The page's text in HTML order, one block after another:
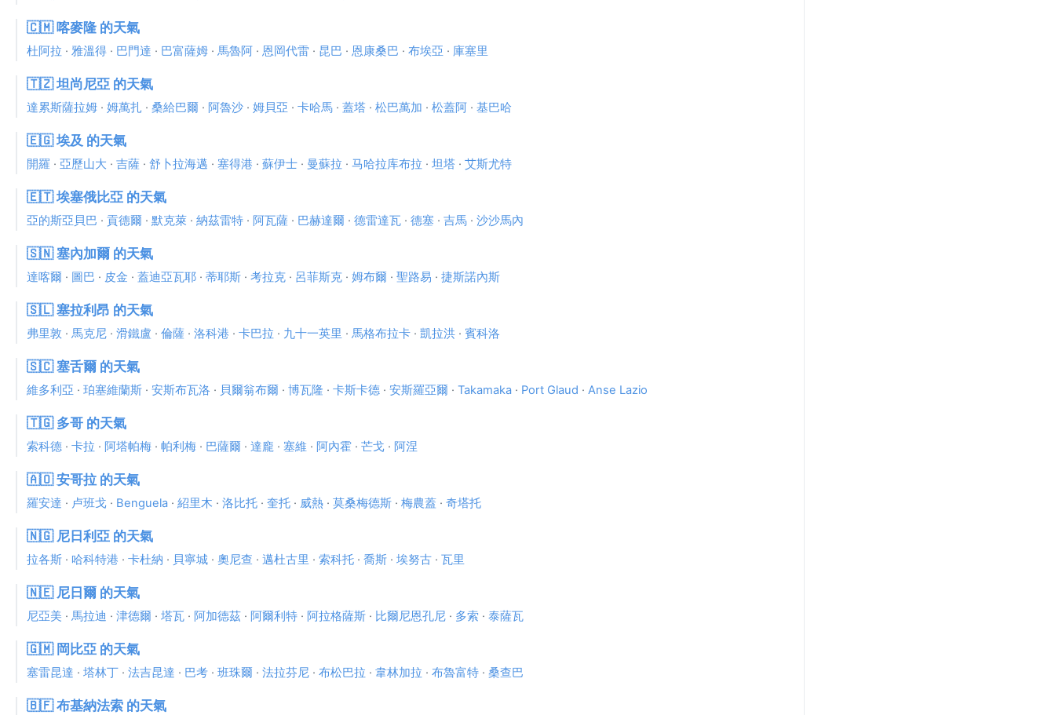
🇨🇲 喀麥隆 的天氣
杜阿拉 · 雅溫得 · 巴門達 · 巴富薩姆 · 馬魯阿 · 恩岡代雷 · 昆巴 · 恩康桑巴 · 布埃亞 · 庫塞里
🇹🇿 坦尚尼亞 的天氣
達累斯薩拉姆 · 姆萬扎 · 桑給巴爾 · 阿魯沙 · 姆貝亞 · 卡哈馬 · 蓋塔 · 松巴萬加 · 松蓋阿 · 基巴哈
🇪🇬 埃及 的天氣
開羅 · 亞歷山大 · 吉薩 · 舒卜拉海邁 · 塞得港 · 蘇伊士 · 曼蘇拉 · 马哈拉库布拉 · 坦塔 · 艾斯尤特
🇪🇹 埃塞俄比亞 的天氣
亞的斯亞貝巴 · 貢德爾 · 默克萊 · 納茲雷特 · 阿瓦薩 · 巴赫達爾 · 德雷達瓦 · 德塞 · 吉馬 · 沙沙馬內
🇸🇳 塞內加爾 的天氣
達喀爾 · 圖巴 · 皮金 · 蓋迪亞瓦耶 · 蒂耶斯 · 考拉克 · 呂菲斯克 · 姆布爾 · 聖路易 · 捷斯諾內斯
🇸🇱 塞拉利昂 的天氣
弗里敦 · 馬克尼 · 滑鐵盧 · 倫薩 · 洛科港 · 卡巴拉 · 九十一英里 · 馬格布拉卡 · 凱拉洪 · 賓科洛
🇸🇨 塞舌爾 的天氣
維多利亞 · 珀塞維蘭斯 · 安斯布瓦洛 · 貝爾翁布爾 · 博瓦隆 · 卡斯卡德 · 安斯羅亞爾 · Takamaka · Port Glaud · Anse Lazio
🇹🇬 多哥 的天氣
索科德 · 卡拉 · 阿塔帕梅 · 帕利梅 · 巴薩爾 · 達龐 · 塞維 · 阿內霍 · 芒戈 · 阿涅
🇦🇴 安哥拉 的天氣
羅安達 · 卢班戈 · Benguela · 紹里木 · 洛比托 · 奎托 · 威熱 · 莫桑梅德斯 · 梅農蓋 · 奇塔托
🇳🇬 尼日利亞 的天氣
拉各斯 · 哈科特港 · 卡杜納 · 貝寧城 · 奧尼查 · 邁杜古里 · 索科托 · 喬斯 · 埃努古 · 瓦里
🇳🇪 尼日爾 的天氣
尼亞美 · 馬拉迪 · 津德爾 · 塔瓦 · 阿加德茲 · 阿爾利特 · 阿拉格薩斯 · 比爾尼恩孔尼 · 多索 · 泰薩瓦
🇬🇲 岡比亞 的天氣
塞雷昆達 · 塔林丁 · 法吉昆達 · 巴考 · 班珠爾 · 法拉芬尼 · 布松巴拉 · 韋林加拉 · 布魯富特 · 桑查巴
🇧🇫 布基納法索 的天氣